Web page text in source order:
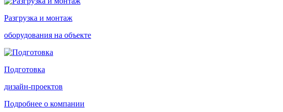
Разгрузка и монтаж
оборудования на объекте
Подготовка
дизайн-проектов
Подробнее о компании